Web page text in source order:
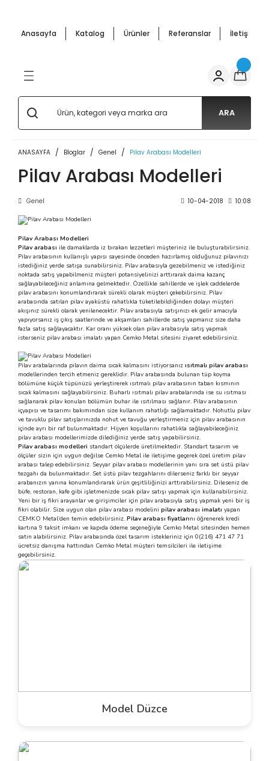
Anasayfa Katalog Ürünler Referanslar İletişim
Arabaları
Malzemeleri
Semaverleri
Mısır Haşlama Kazanları
Makinası
Makineleri
Arabaları
Arabaları
- Cemko Metal
Makineleri
Mısır) Makinesi
Malzemeleri
Parça
Patlatma) Yedek Parça
Arabaları
Parça
ARA
ANASAYFA Bloglar Genel Pilav Arabası Modelleri
Pilav Arabası Modelleri
Genel 10-04-2018 10:08
Pilav Arabası Modelleri
Pilav arabası ile damaklarda iz bırakan lezzetleri müşteriniz ile buluşturabilirsiniz.
Pilav arabasının kullanışlı yapısı sayesinde önceden hazırlamış olduğunuz pilavınızı
istediğiniz yerde satışa sunabilirsiniz. Pilav arabasıyla gezebilmeniz ve istediğiniz
noktada satış yapabilmeniz müşteri potansiyelinizi arttırarak daima kazanç
sağlayabileceğiniz anlamına gelmektedir. Özellikle sahillerde ve işlek caddelerde
pilav arabasını konumlandırarak sürekli olarak müşteri çekebilirsiniz. Pilav
arabasında satılan pilav ayaküstü rahatlıkla tüketilebildiğinden dolayı müşteri
akışınız sürekli olarak yenilenecektir. Pilav arabasıyla satışınızı ek gelir amacıyla
yapıyorsanız iş çıkış saatlerinde ve akşamları sahillerde satış yapmanız size daha
fazla satış sağlayacaktır. Kar oranı yüksek olan pilav arabasıyla satış yapmak
isterseniz pilav arabası imalatı yapan Cemko Metal sitesini ziyaret edebilirsiniz.
Pilav arabalarında pilavın daima sıcak kalmasını istiyorsanız ısıtmalı pilav arabası
modellerinden tercih etmeniz gereklidir. Pilav arabasında bulunan tüp koyma
bölümüne küçük tüpünüzü yerleştirerek ısıtmalı pilav arabasının taban kısmının
sıcak kalmasını sağlayabilirsiniz. Buharlı ısıtmalı pilav arabalarında ise su ısıtması
sağlanarak pilav konulan bölümün buhar ile ısıtılması sağlanır. Pilav arabasının
içyapısı ve tasarımı bakımından size kullanım rahatlığı sağlamaktadır. Nohutlu pilav
ve tavuklu pilav satışlarınızda nohut ve tavuğu yerleştirmeniz için pilav arabasının
içinde ayrı bir raf bulunmaktadır. Hijyen koşullarını rahatlıkla sağlayabileceğiniz
pilav arabası modellerimizde dilediğiniz yerde satış yapabilirsiniz.
Pilav arabası modelleri standart ölçülerde üretilmektedir. Standart tasarım ve
ölçüler sizin için uygun değilse Cemko Metal ile iletişime geçerek özel üretim pilav
arabası talep edebilirsiniz. Seyyar pilav arabası modellerinin yanı sıra set üstü pilav
tezgahı da bulunmaktadır. Set üstü pilav tezgahlarını dilerseniz farklı bir seyyar
arabanızın yanına konumlandırarak ürün çeşitliliğinizi arttırabilirsiniz. Dileseniz de
büfe, restoran, kafe gibi işletmenizde sıcak pilav satışı yapmak için kullanabilirsiniz.
Yeni bir iş fikri arayanlar ve girişimciler için pilav arabasıyla satış yapmak yeni bir iş
fikri olabilir. Size uygun olan pilav arabası modelini pilav arabası imalatı yapan
CEMKO Metal’den temin edebilirsiniz. Pilav arabası fiyatlarını öğrenerek kredi
kartına 9 taksit imkanı ve kapıda ödeme seçeneğiyle Cemko Metal sitesinden hemen
satın alabilirsiniz. Pilav arabasında özel tasarım istekleriniz için 0(216) 471 47 71
ücretsiz danışma hattından Cemko Metal müşteri temsilcileri ile iletişime
geçebilirsiniz.
Model Düzce